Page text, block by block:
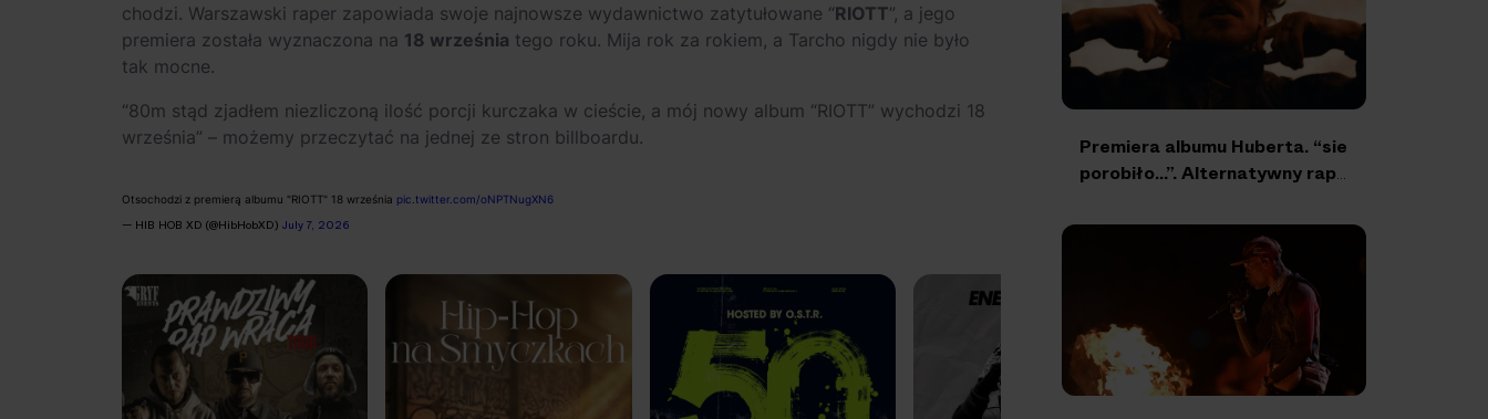
chodzi. Warszawski raper zapowiada swoje najnowsze wydawnictwo zatytułowane “RIOTT”, a jego
premiera została wyznaczona na 18 września tego roku. Mija rok za rokiem, a Tarcho nigdy nie było
tak mocne.
“80m stąd zjadłem niezliczoną ilość porcji kurczaka w cieście, a mój nowy album “RIOTT” wychodzi 18
września” – możemy przeczytać na jednej ze stron billboardu.
Otsochodzi z premierą albumu "RIOTT" 18 września pic.twitter.com/oNPTNugXN6
— HIB HOB XD (@HibHobXD) July 7, 2026
Premiera albumu Huberta. “sie
porobiło…”. Alternatywny rap